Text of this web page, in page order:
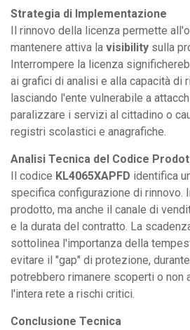
Strategia di Implementazione
Il rinnovo della licenza permette
mantenere attiva la visibility sulla
Interrompere la licenza
ai grafici di analisi e alla capacità di
lasciando l'ente vulnerabile a
paralizzare i servizi al cittadino o
registri scolastici e anagrafiche.
Analisi Tecnica del Codice
Il codice KL4065XAPFD identifica
specifica configurazione di rinnovo.
prodotto, ma anche il canale di
e la durata del contratto. La
sottolinea l'importanza della
evitare il "gap" di protezione,
potrebbero rimanere scoperti o non
l'intera rete a rischi critici.
Conclusione Tecnica